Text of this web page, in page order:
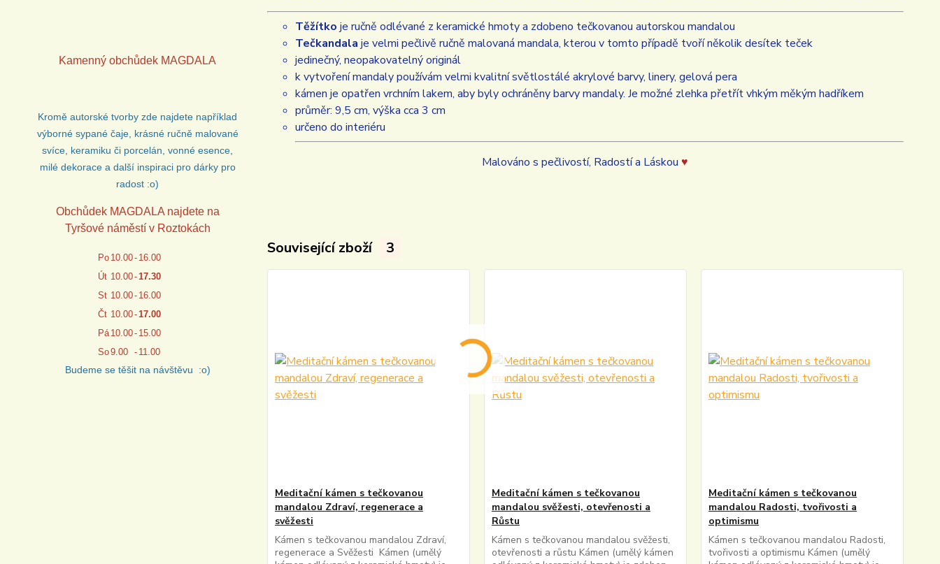
Kamenný obchůdek MAGDALA
Kromě autorské tvorby zde najdete například
výborné sypané čaje, krásné ručně malované
svíce, keramiku či porcelán, vonné esence,
milé dekorace a další inspiraci pro dárky pro
radost :o)
Obchůdek MAGDALA najdete na
Tyršové náměstí v Roztokách
Po 10.00- 16.00
Út 10.00-17.30
St 10.00- 16.00
Čt 10.00-17.00
Pá 10.00- 15.00
So9.00 - 11.00
Budeme se těšit na návštěvu :o)
Těžítko je ručně odlévané z keramické hmoty a zdobeno tečkovanou autorskou mandalou
Tečkandala je velmi pečlivě ručně malovaná mandala, kterou v tomto případě tvoří několik desítek teček
jedinečný, neopakovatelný originál
k vytvoření mandaly používám velmi kvalitní světlostálé akrylové barvy, linery, gelová pera
kámen je opatřen vrchním lakem, aby byly ochráněny barvy mandaly. Je možné zlehka přetřít vhkým měkým hadříkem
průměr: 9,5 cm, výška cca 3 cm
určeno do interiéru
Malováno s pečlivostí, Radostí a Láskou♥
Související zboží 3
Meditační kámen s tečkovanou
mandalou Zdraví, regenerace a
svěžesti
Kámen s tečkovanou mandalou Zdraví,
regenerace a Svěžesti Kámen (umělý
Meditační kámen s tečkovanou
mandalou svěžesti, otevřenosti a
Růstu
Kámen s tečkovanou mandalou svěžesti,
otevřenosti a růstu Kámen (umělý kámen
Meditační kámen s tečkovanou
mandalou Radosti, tvořivosti a
optimismu
Kámen s tečkovanou mandalou Radosti,
tvořivosti a optimismu Kámen (umělý